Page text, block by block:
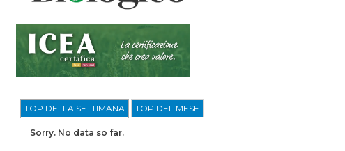
TOP DELLA SETTIMANA TOP DEL MESE
Sorry. No data so far.